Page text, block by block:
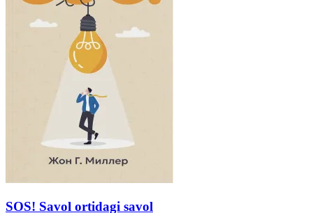
SOS! Savol ortidagi savol